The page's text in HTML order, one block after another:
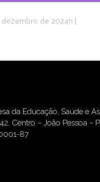
de 2024h
da Educação, Saúde e
Centro – João Pessoa –
87